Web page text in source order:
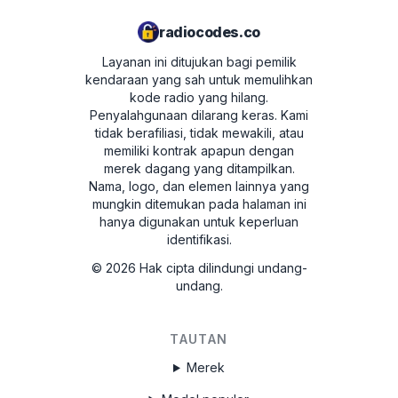
U dengan 4 digit pertama nomor seri
terakhir nomor seri (misalnya L0055).
Catat 8 digit tanpa menyertakan huruf U
dan L - ini adalah nomor seri radio Anda.
Untuk mendapatkan kode, masukkan di
formulir di atas.
Acura TL 2003 - 2007
Nyalakan radio dan pastikan tampilan
Matikan perangkat.
radiocodes.co
Layanan ini ditujukan bagi pemilik
kendaraan yang sah untuk memulihkan
kode radio yang hilang.
Penyalahgunaan dilarang keras. Kami
tidak berafiliasi, tidak mewakili, atau
memiliki kontrak apapun dengan
merek dagang yang ditampilkan.
Nama, logo, dan elemen lainnya yang
mungkin ditemukan pada halaman ini
hanya digunakan untuk keperluan
identifikasi.
© 2026 Hak cipta dilindungi undang-
undang.
TAUTAN
Merek